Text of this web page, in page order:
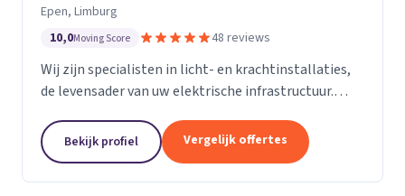
Epen, Limburg
10,0Moving Score 48 reviews
Wij zijn specialisten in licht- en krachtinstallaties,
de levensader van uw elektrische infrastructuur.
fabriek of woonhuis, waar we de basis leggen...
Bekijk profiel Vergelijk offertes